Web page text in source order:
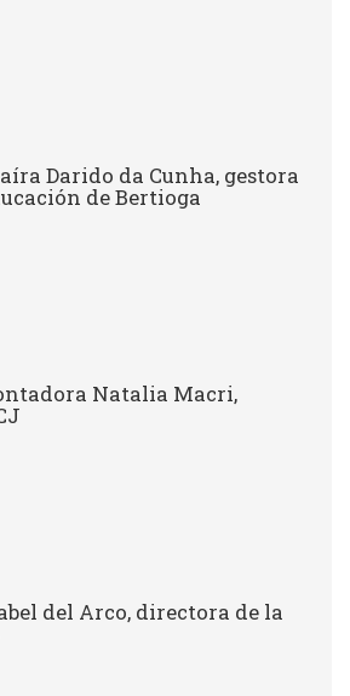
Darido da Cunha, gestora
de Bertioga
Natalia Macri,
del Arco, directora de la